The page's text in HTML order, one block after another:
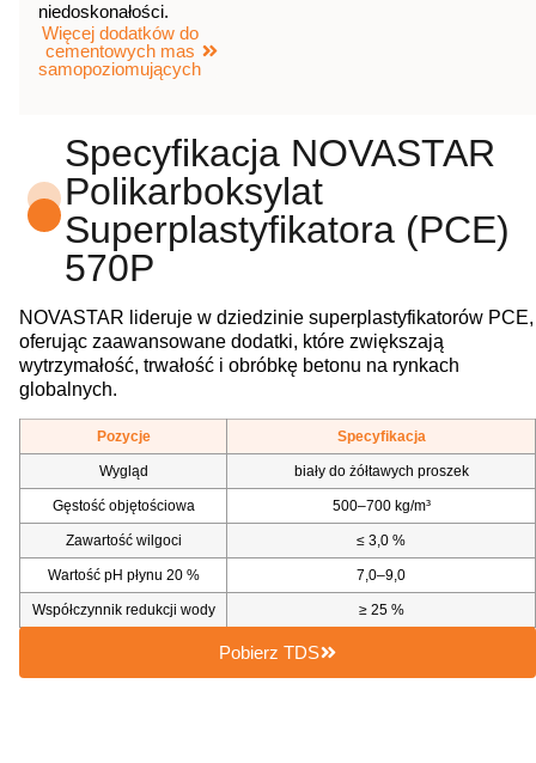
niedoskonałości.
Więcej dodatków do
cementowych mas
samopoziomujących
Specyfikacja NOVASTAR
Polikarboksylat
Superplastyfikatora (PCE)
570P
NOVASTAR lideruje w dziedzinie superplastyfikatorów PCE,
oferując zaawansowane dodatki, które zwiększają
wytrzymałość, trwałość i obróbkę betonu na rynkach
globalnych.
Pozycje Specyfikacja
Wygląd biały do żółtawych proszek
Gęstość objętościowa 500–700 kg/m³
Zawartość wilgoci ≤ 3,0 %
Wartość pH płynu 20 % 7,0–9,0
Współczynnik redukcji wody ≥ 25 %
Pobierz TDS